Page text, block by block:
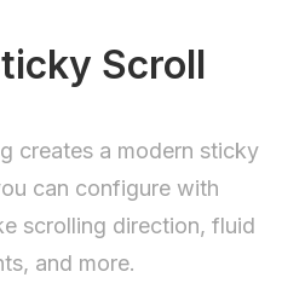
Scroll
creates a modern sticky
can configure with
scrolling direction, fluid
and more.